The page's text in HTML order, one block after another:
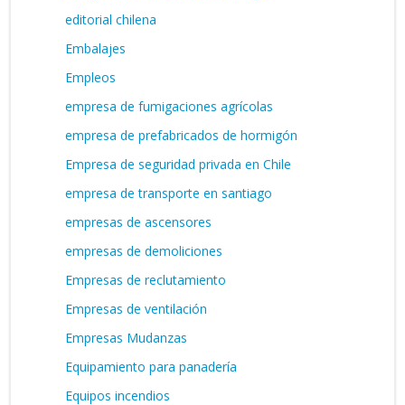
editorial chilena
Embalajes
Empleos
empresa de fumigaciones agrícolas
empresa de prefabricados de hormigón
Empresa de seguridad privada en Chile
empresa de transporte en santiago
empresas de ascensores
empresas de demoliciones
Empresas de reclutamiento
Empresas de ventilación
Empresas Mudanzas
Equipamiento para panadería
Equipos incendios